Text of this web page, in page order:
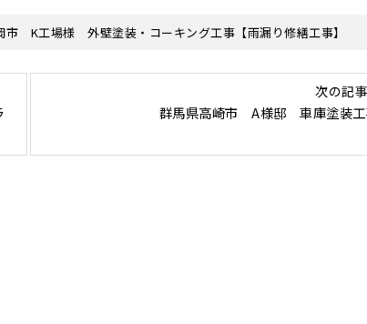
市 K工場様 外壁塗装・コーキング工事【雨漏り修繕工事】
次の記
群馬県高崎市 A様邸 車庫塗装